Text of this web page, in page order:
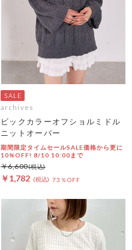
archives
ビックカラーオフショルミドル
ニットオーバー
期間限定タイムセールSALE価格から更に
10%OFF! 8/10 10:00まで
￥1,782 73％OFF
￥6,600